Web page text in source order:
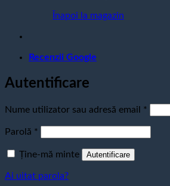
Înapoi la magazin
Recenzii Google
Autentificare
Nume utilizator sau adresă email *
Parolă *
Ține-mă minte Autentificare
Ai uitat parola?